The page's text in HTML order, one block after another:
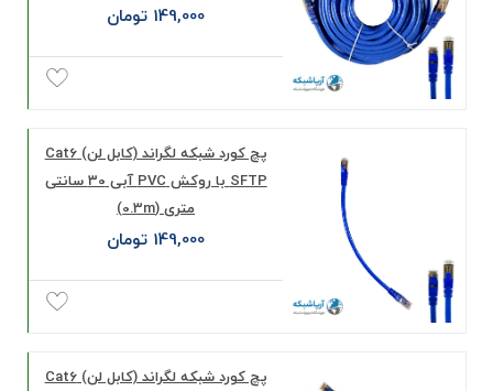
149,000 تومان
پچ کورد شبکه لگراند (کابل لن) Cat6
SFTP با روکش PVC آبی 30 سانتی
متری (0.3m)
149,000 تومان
پچ کورد شبکه لگراند (کابل لن) Cat6